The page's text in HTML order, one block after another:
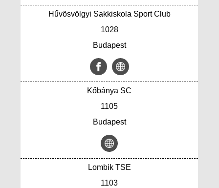
Hűvösvölgyi Sakkiskola Sport Club
1028
Budapest
Kőbánya SC
1105
Budapest
Lombik TSE
1103